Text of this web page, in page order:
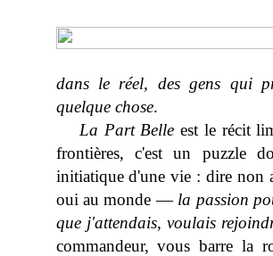
dans le réel, des gens qui
quelque chose.
La Part Belle est le récit
frontières, c'est un puzzle
initiatique d'une vie : dire non
oui au monde — la passion
que j'attendais, voulais
commandeur, vous barre la